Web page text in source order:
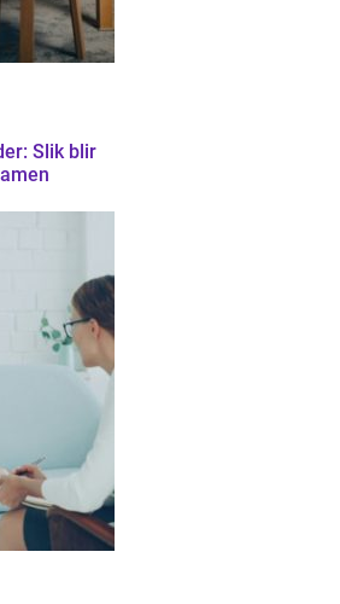
Slik blir